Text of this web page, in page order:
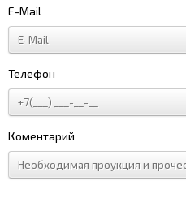
E-Mail
Телефон
Коментарий